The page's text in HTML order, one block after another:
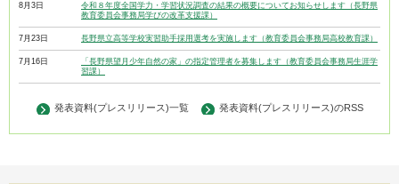
8月3日
令和８年度全国学力・学習状況調査の結果の概要についてお知らせします（長野県
教育委員会事務局学びの改革支援課）
7月23日 長野県立高等学校実習助手採用選考を実施します（教育委員会事務局高校教育課）
7月16日
「長野県望月少年自然の家」の指定管理者を募集します（教育委員会事務局生涯学
習課）
発表資料(プレスリリース)一覧 発表資料(プレスリリース)のRSS